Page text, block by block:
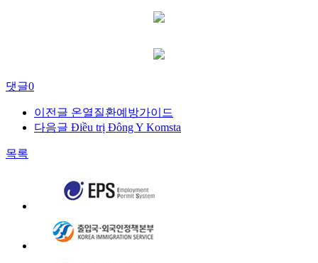
댓글0
이전글 온열질환예방가이드
다음글 Điều trị Đông Y Komsta
목록